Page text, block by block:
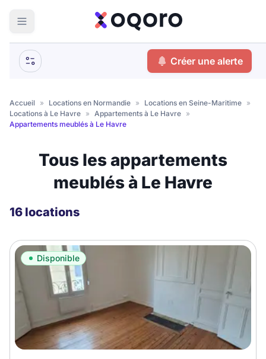
Votre
Que recherchez-vous ?
Coliving
Meublé ?
Meublé Non meublé
Montant du loyer
recherche
Créer une alerte
Accueil » Locations en Normandie » Locations en Seine-Maritime »
Locations à Le Havre » Appartements à Le Havre »
Appartements meublés à Le Havre
Tous les appartements
meublés à Le Havre
16 locations
Disponible